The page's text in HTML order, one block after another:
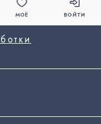
МОЁ ВОЙТИ